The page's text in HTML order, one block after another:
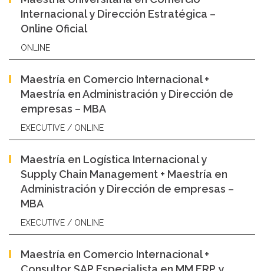
Internacional y Dirección Estratégica –
Online Oficial
ONLINE
Maestría en Comercio Internacional +
Maestría en Administración y Dirección de
empresas – MBA
EXECUTIVE / ONLINE
Maestría en Logística Internacional y
Supply Chain Management + Maestría en
Administración y Dirección de empresas –
MBA
EXECUTIVE / ONLINE
Maestría en Comercio Internacional +